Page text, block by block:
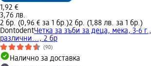
1,92 €
3,76 лв.
2 бр. (0,96 € за 1 бр.)2 бр. (1,88 лв. за 1 бр.)
DontodentЧетка за зъби за деца, мека, 3-6 г.,
различни..., 2 бр
(90)
Налично за доставка